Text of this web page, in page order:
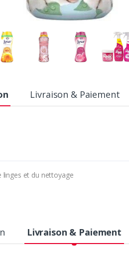
Livraison & Paiement
et du nettoyage
Livraison & Paiement